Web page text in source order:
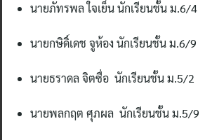
นายภัทรพล ใจเย็น นักเรียนชั้น ม.6/4
นายกษิดิ์เดช จูห้อง นักเรียนชั้น ม.6/9
นายธราดล จิตซื่อ นักเรียนชั้น ม.5/2
นายพลกฤต ศุภผล นักเรียนชั้น ม.5/9